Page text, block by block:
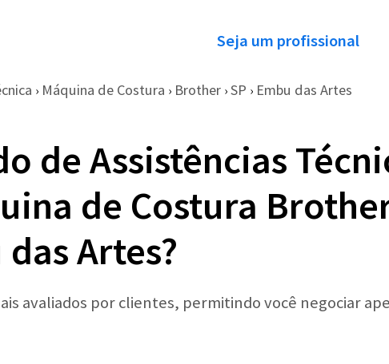
Seja um profissional
› Máquina de Costura › Brother › SP › Embu das Artes
de Assistências
de Costura
Artes?
avaliados por clientes, permitindo você negociar